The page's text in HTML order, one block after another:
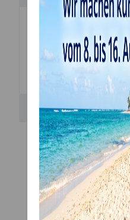
Silikonmatte 30 x 40 cm
Hessian Juteband - sehr
Bewertungen